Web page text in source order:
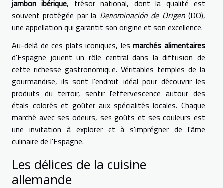
jambon ibérique, trésor national, dont la qualité est
souvent protégée par la Denominación de Origen(DO),
une appellation qui garantit son origine et son excellence.
Au-delà de ces plats iconiques, lesmarchés alimentaires
d'Espagne jouent un rôle central dans la diffusion de
cette richesse gastronomique. Véritables temples de la
gourmandise, ils sont l'endroit idéal pour découvrir les
produits du terroir, sentir l'effervescence autour des
étals colorés et goûter aux spécialités locales. Chaque
marché avec ses odeurs, ses goûts et ses couleurs est
une invitation à explorer et à s'imprégner de l'âme
culinaire de l'Espagne.
Les délices de la cuisine
allemande